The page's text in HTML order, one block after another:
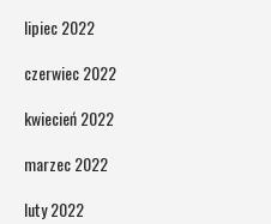
lipiec 2022
czerwiec 2022
kwiecień 2022
marzec 2022
luty 2022